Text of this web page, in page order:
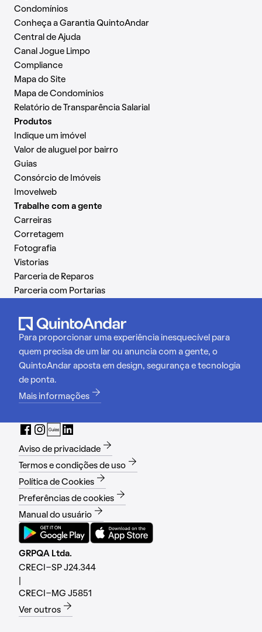
Condomínios
Conheça a Garantia QuintoAndar
Central de Ajuda
Canal Jogue Limpo
Compliance
Mapa do Site
Mapa de Condomínios
Relatório de Transparência Salarial
Produtos
Indique um imóvel
Valor de aluguel por bairro
Guias
Consórcio de Imóveis
Imovelweb
Trabalhe com a gente
Carreiras
Corretagem
Fotografia
Vistorias
Parceria de Reparos
Parceria com Portarias
Para proporcionar uma experiência inesquecível para
quem precisa de um lar ou anuncia com a gente, o
QuintoAndar aposta em design, segurança e tecnologia
de ponta.
Mais informações
Aviso de privacidade
Termos e condições de uso
Política de Cookies
Preferências de cookies
Manual do usuário
GRPQA Ltda.
CRECI-SP J24.344
CRECI-MG J5851
Ver outros